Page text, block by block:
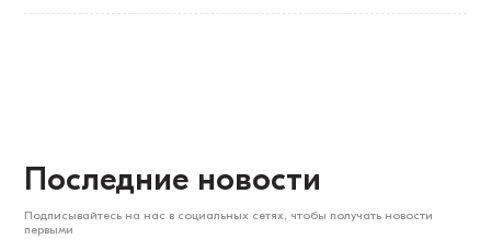
Последние новости
Подписывайтесь на нас в социальных сетях, чтобы получать новости
первыми